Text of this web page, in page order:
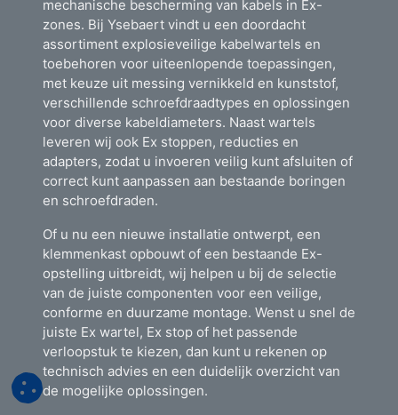
mechanische bescherming van kabels in Ex-
zones. Bij Ysebaert vindt u een doordacht
assortiment explosieveilige kabelwartels en
toebehoren voor uiteenlopende toepassingen,
met keuze uit messing vernikkeld en kunststof,
verschillende schroefdraadtypes en oplossingen
voor diverse kabeldiameters. Naast wartels
leveren wij ook Ex stoppen, reducties en
adapters, zodat u invoeren veilig kunt afsluiten of
correct kunt aanpassen aan bestaande boringen
en schroefdraden.
Of u nu een nieuwe installatie ontwerpt, een
klemmenkast opbouwt of een bestaande Ex-
opstelling uitbreidt, wij helpen u bij de selectie
van de juiste componenten voor een veilige,
conforme en duurzame montage. Wenst u snel de
juiste Ex wartel, Ex stop of het passende
verloopstuk te kiezen, dan kunt u rekenen op
technisch advies en een duidelijk overzicht van
de mogelijke oplossingen.